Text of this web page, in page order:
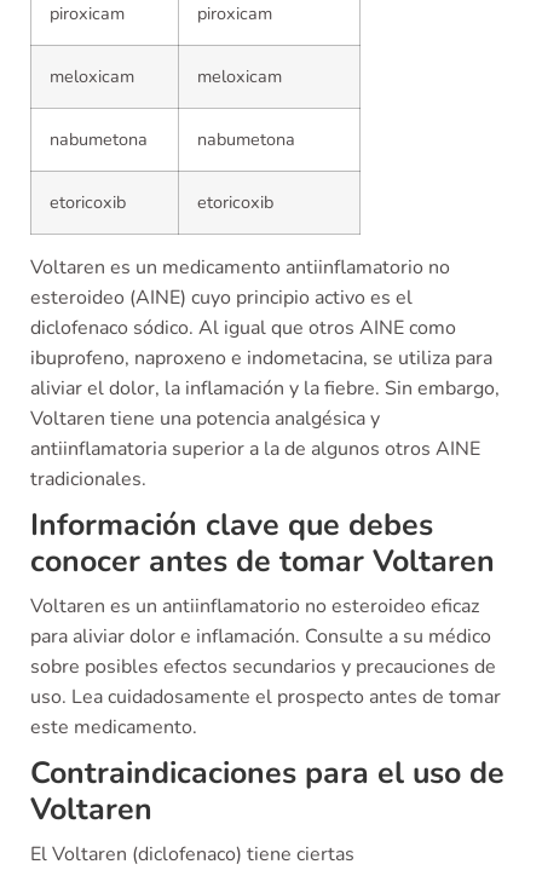
piroxicam piroxicam
meloxicam meloxicam
nabumetona nabumetona
etoricoxib etoricoxib
Voltaren es un medicamento antiinflamatorio no
esteroideo (AINE) cuyo principio activo es el
diclofenaco sódico. Al igual que otros AINE como
ibuprofeno, naproxeno e indometacina, se utiliza para
aliviar el dolor, la inflamación y la fiebre. Sin embargo,
Voltaren tiene una potencia analgésica y
antiinflamatoria superior a la de algunos otros AINE
tradicionales.
Información clave que debes
conocer antes de tomar Voltaren
Voltaren es un antiinflamatorio no esteroideo eficaz
para aliviar dolor e inflamación. Consulte a su médico
sobre posibles efectos secundarios y precauciones de
uso. Lea cuidadosamente el prospecto antes de tomar
este medicamento.
Contraindicaciones para el uso de
Voltaren
El Voltaren (diclofenaco) tiene ciertas